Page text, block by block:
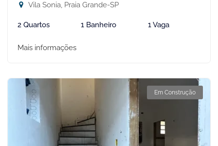
Vila Sonia, Praia Grande-SP
2 Quartos 1 Banheiro 1 Vaga
Mais informações
Em Construção